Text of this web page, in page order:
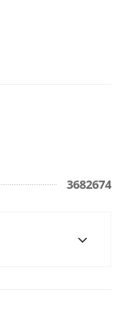
3682674